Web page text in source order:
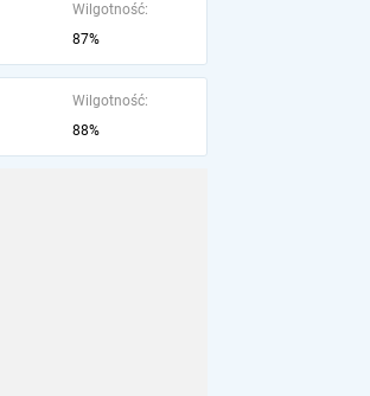
Wilgotność:
87%
Wilgotność:
88%